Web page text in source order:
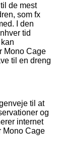
de mest
som fx
I den
tid
Mono Cage
til en dreng
til at
og
internet
Mono Cage